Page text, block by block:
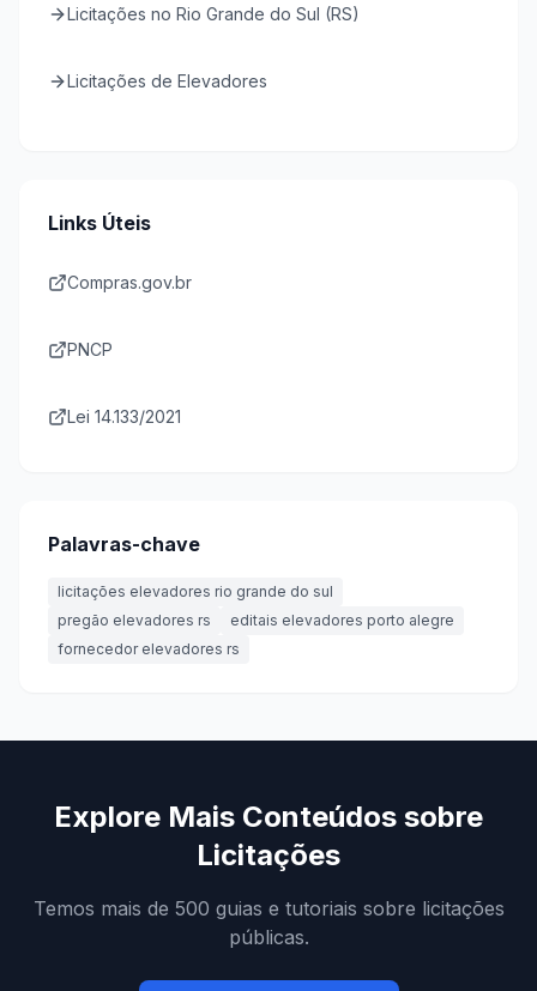
Licitações no Rio Grande do Sul (RS)
Licitações de Elevadores
Links Úteis
Compras.gov.br
PNCP
Lei 14.133/2021
Palavras-chave
licitações elevadores rio grande do sul
pregão elevadores rs
editais elevadores porto alegre
fornecedor elevadores rs
Explore Mais Conteúdos sobre
Licitações
Temos mais de 500 guias e tutoriais sobre licitações
públicas.